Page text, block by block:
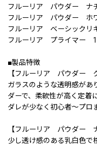
フルーリア パウダー ナ
フルーリア パウダー ホ
フルーリア ベーシックリ
フルーリア プライマー
■製品特徴
【フルーリア パウダー
ガラスのような透明感があ
ダーで、柔軟性が高く定着
ダレが少なく初心者〜プロ
【フルーリア パウダー
少し透け感のある乳白色で